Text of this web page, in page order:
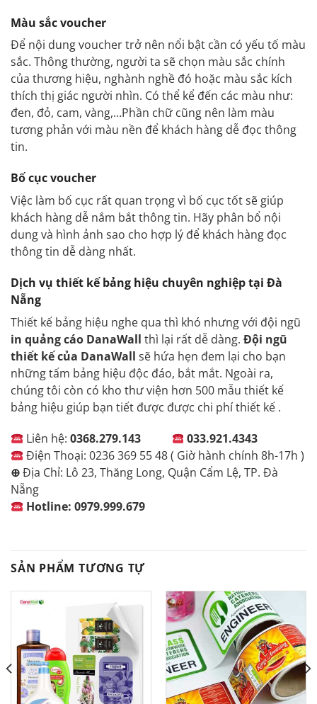
Màu sắc voucher
Để nội dung voucher trở nên nổi bật cần có yếu tố màu
sắc. Thông thường, người ta sẽ chọn màu sắc chính
của thương hiệu, nghành nghề đó hoặc màu sắc kích
thích thị giác người nhìn. Có thể kể đến các màu như:
đen, đỏ, cam, vàng,…Phần chữ cũng nên làm màu
tương phản với màu nền để khách hàng dễ đọc thông
tin.
Bố cục voucher
Việc làm bố cục rất quan trọng vì bố cục tốt sẽ giúp
khách hàng dễ nắm bắt thông tin. Hãy phân bổ nội
dung và hình ảnh sao cho hợp lý để khách hàng đọc
thông tin dễ dàng nhất.
Dịch vụ thiết kế bảng hiệu chuyên nghiệp tại Đà
Nẵng
Thiết kế bảng hiệu nghe qua thì khó nhưng với đội ngũ
in quảng cáo DanaWall thì lại rất dễ dàng. Đội ngũ
thiết kế của DanaWall sẽ hứa hẹn đem lại cho bạn
những tấm bảng hiệu độc đáo, bắt mắt. Ngoài ra,
chúng tôi còn có kho thư viện hơn 500 mẫu thiết kế
bảng hiệu giúp bạn tiết được được chi phí thiết kế .
Liên hệ: 0368.279.143
033.921.4343
Điện Thoại: 0236 369 55 48 ( Giờ hành chính 8h-17h )
⊕Địa Chỉ: Lô 23, Thăng Long, Quận Cẩm Lệ, TP. Đà
Nẵng
Hotline: 0979.999.679
SẢN PHẨM TƯƠNG TỰ